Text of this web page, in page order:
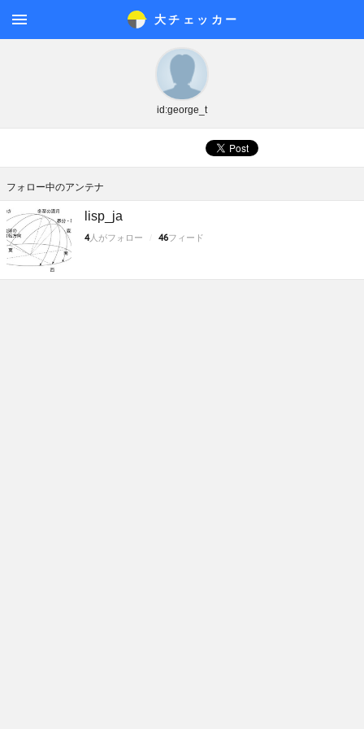
大チェッカ ー
メニ
id:george_t
フォロー中のアンテナ
lisp_ja
4人がフォロー 46フィード